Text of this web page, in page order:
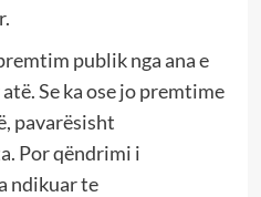
publik nga ana e
Se ka ose jo premtime
pavarësisht
Por qëndrimi i
ndikuar te